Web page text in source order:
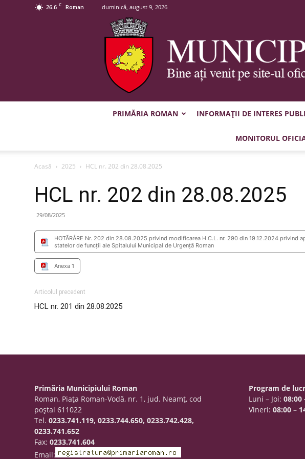
26.6 C Roman duminică, august 9, 2026
PRIMĂRIA ROMAN INFORMAȚII DE INTERES
MONITORUL
Acasă 2025 HCL nr. 202 din 28.08.2025
HCL nr. 202 din 28.08.2025
29/08/2025
HOTÃRÂRE Nr. 202 din 28.08.2025 privind modificarea H.C.L. nr. 290 din 19.12.2024 privind
statelor de funcţii ale Spitalului Municipal de Urgenţă Roman
Anexa 1
Articolul precedent
HCL nr. 201 din 28.08.2025
Primăria Municipiului Roman
Roman, Piaţa Roman-Vodă, nr. 1, jud. Neamţ, cod
poştal 611022
Tel.0233.741.119, 0233.744.650, 0233.742.428,
0233.741.652
Fax:0233.741.604
Email:
Program de
Luni – Joi:08:00
Vineri:08:00 –